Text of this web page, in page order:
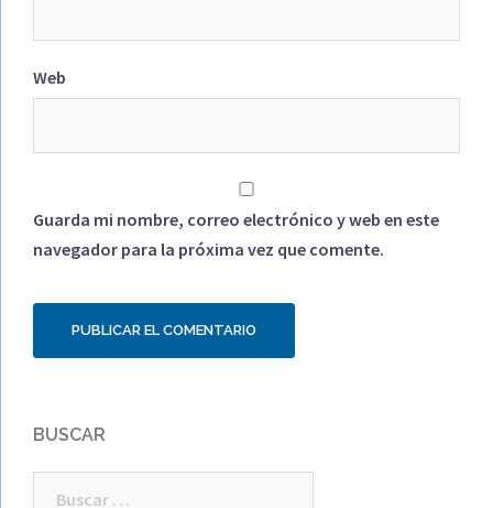
Web
Guarda mi nombre, correo electrónico y web en este
navegador para la próxima vez que comente.
BUSCAR